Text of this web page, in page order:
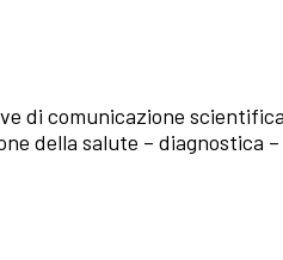
di comunicazione
della salute – diagnostica